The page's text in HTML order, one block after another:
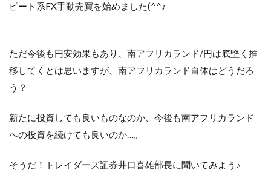
ピート系FX手動売買を始めました(^^♪
ただ今後も円安効果もあり、南アフリカランド/円は底堅く推
移してくとは思いますが、南アフリカランド自体はどうだろ
う？
新たに投資しても良いものなのか、今後も南アフリカランド
への投資を続けても良いのか…。
そうだ！トレイダーズ証券井口喜雄部長に聞いてみよう♪